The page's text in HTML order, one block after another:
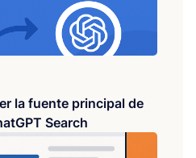
la fuente principal de
Search